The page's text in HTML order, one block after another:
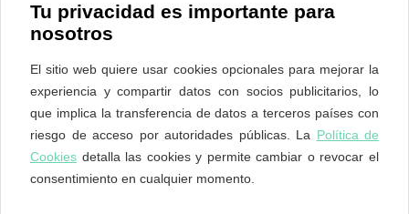
ES
Tu privacidad es importante para
nosotros
El sitio web quiere usar cookies opcionales para mejorar la
experiencia y compartir datos con socios publicitarios, lo
que implica la transferencia de datos a terceros países con
riesgo de acceso por autoridades públicas. La Política de
Cookies detalla las cookies y permite cambiar o revocar el
consentimiento en cualquier momento.